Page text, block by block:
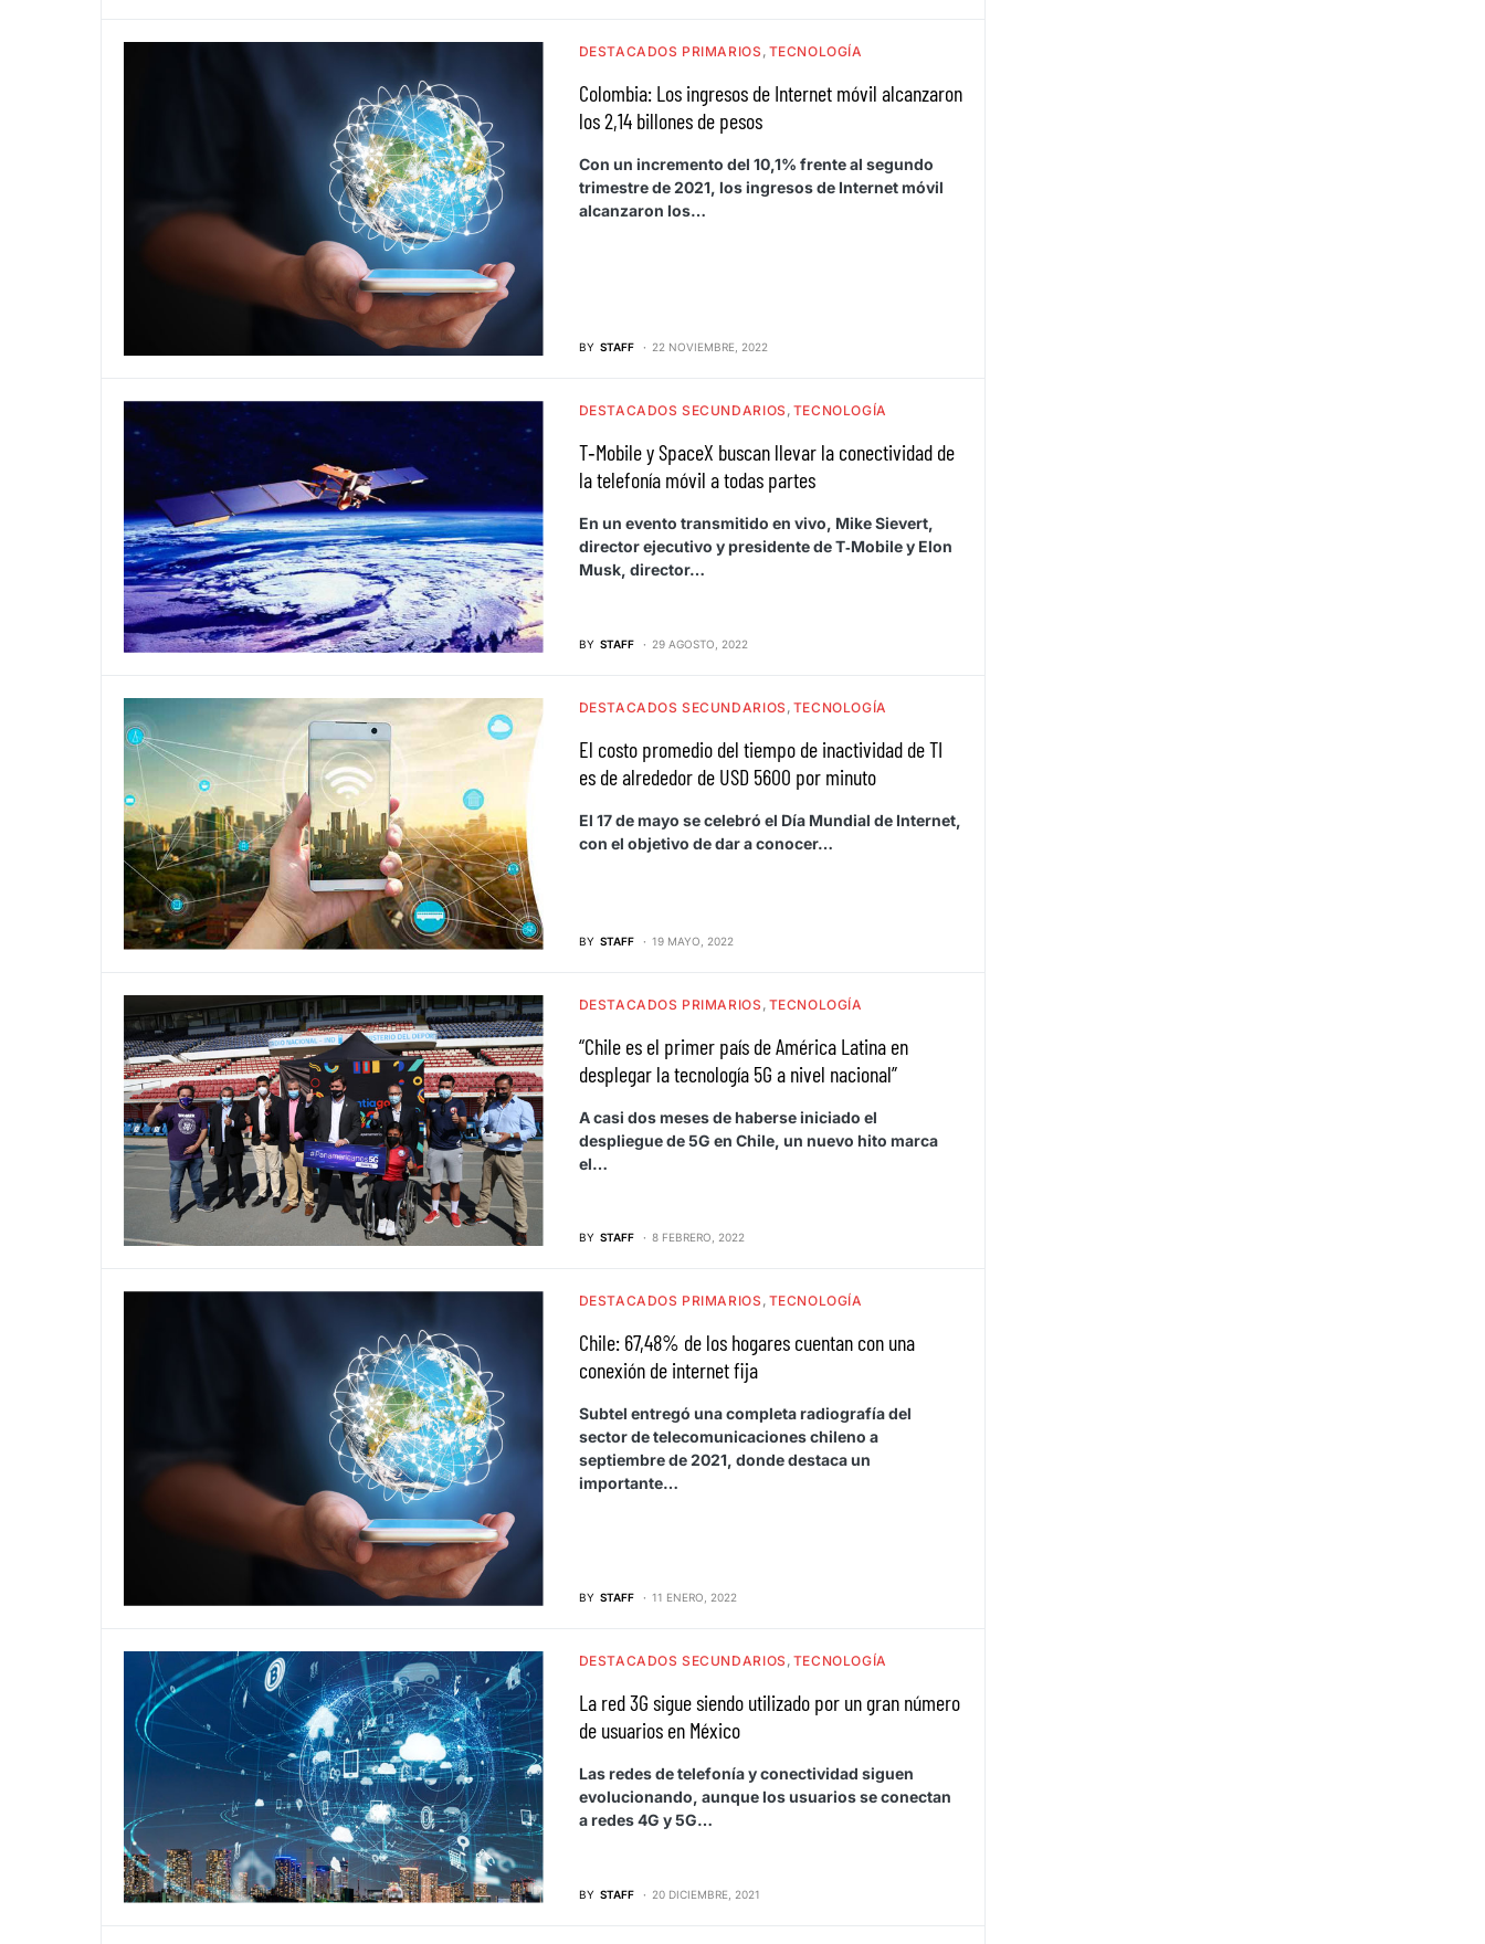
DESTACADOS PRIMARIOS TECNOLOGÍA
Colombia: Los ingresos de Internet móvil alcanzaron
los 2,14 billones de pesos
Con un incremento del 10,1% frente al segundo
trimestre de 2021, los ingresos de Internet móvil
alcanzaron los…
BY STAFF 22 NOVIEMBRE, 2022
DESTACADOS SECUNDARIOS TECNOLOGÍA
T‑Mobile y SpaceX buscan llevar la conectividad de
la telefonía móvil a todas partes
En un evento transmitido en vivo, Mike Sievert,
director ejecutivo y presidente de T‑Mobile y Elon
Musk, director…
BY STAFF 29 AGOSTO, 2022
DESTACADOS SECUNDARIOS TECNOLOGÍA
El costo promedio del tiempo de inactividad de TI
es de alrededor de USD 5600 por minuto
El 17 de mayo se celebró el Día Mundial de Internet,
con el objetivo de dar a conocer…
BY STAFF 19 MAYO, 2022
DESTACADOS PRIMARIOS TECNOLOGÍA
“Chile es el primer país de América Latina en
desplegar la tecnología 5G a nivel nacional”
A casi dos meses de haberse iniciado el
despliegue de 5G en Chile, un nuevo hito marca
el…
BY STAFF 8 FEBRERO, 2022
DESTACADOS PRIMARIOS TECNOLOGÍA
Chile: 67,48% de los hogares cuentan con una
conexión de internet fija
Subtel entregó una completa radiografía del
sector de telecomunicaciones chileno a
septiembre de 2021, donde destaca un
importante…
BY STAFF 11 ENERO, 2022
DESTACADOS SECUNDARIOS TECNOLOGÍA
La red 3G sigue siendo utilizado por un gran número
de usuarios en México
Las redes de telefonía y conectividad siguen
evolucionando, aunque los usuarios se conectan
a redes 4G y 5G…
BY STAFF 20 DICIEMBRE, 2021